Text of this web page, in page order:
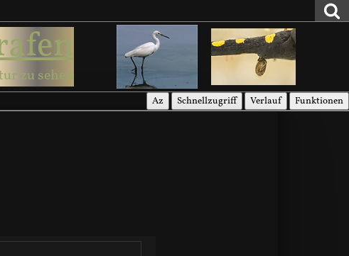
zu sehen
Az Schnellzugriff Verlauf Funktionen